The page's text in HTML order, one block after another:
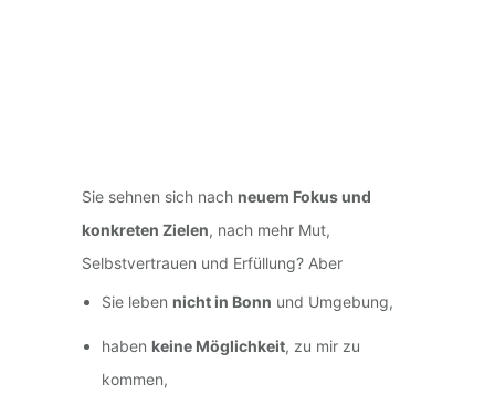
Sie sehnen sich nach neuem Fokus und
konkreten Zielen, nach mehr Mut,
Selbstvertrauen und Erfüllung? Aber
Sie lebennicht in Bonn und Umgebung,
habenkeine Möglichkeit, zu mir zu
kommen,